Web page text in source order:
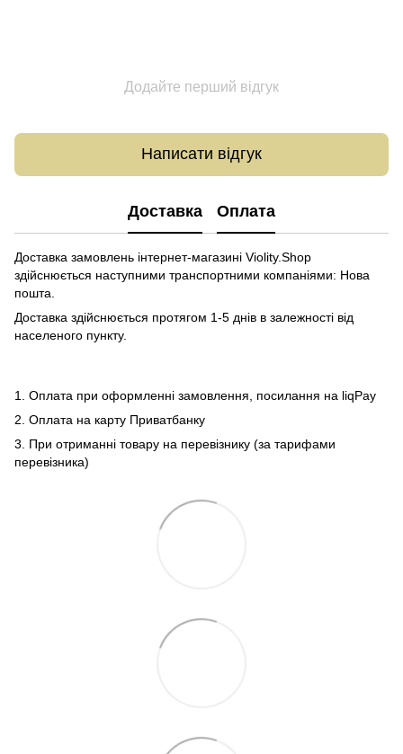
Додайте перший відгук
Написати відгук
Доставка Оплата
Доставка замовлень інтернет-магазині Violity.Shop
здійснюється наступними транспортними компаніями: Нова
пошта.
Доставка здійснюється протягом 1-5 днів в залежності від
населеного пункту.
1. Оплата при оформленні замовлення, посилання на liqPay
2. Оплата на карту Приватбанку
3. При отриманні товару на перевізнику (за тарифами
перевізника)